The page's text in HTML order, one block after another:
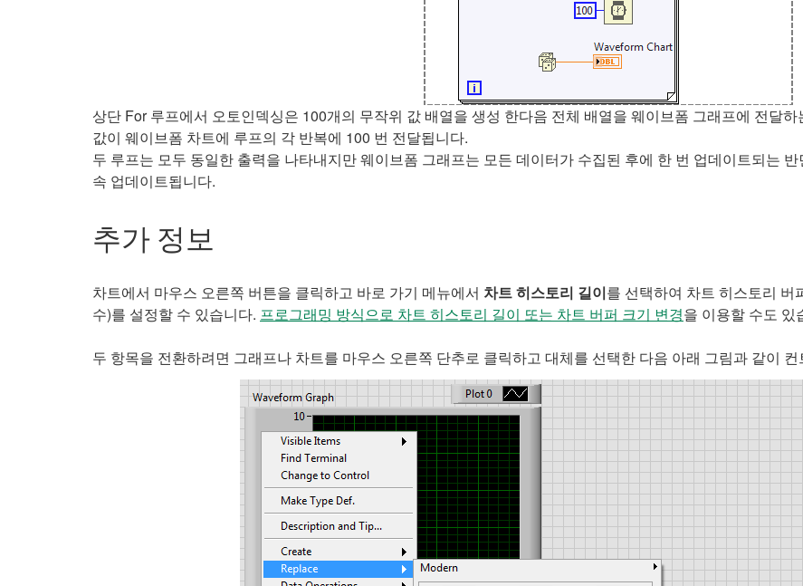
상단 For 루프에서 오토인덱싱은 100개의 무작위 값 배열을 생성 한다음 전체 배열을 웨이브폼 그래프에 전달
값이 웨이브폼 차트에 루프의 각 반복에 100 번 전달됩니다.
두 루프는 모두 동일한 출력을 나타내지만 웨이브폼 그래프는 모든 데이터가 수집된 후에 한 번 업데이트되는
속 업데이트됩니다.
추가 정보
차트에서 마우스 오른쪽 버튼을 클릭하고 바로 가기 메뉴에서 차트 히스토리 길이를 선택하여 차트 히스토리 버
수)를 설정할 수 있습니다. 프로그래밍 방식으로 차트 히스토리 길이 또는 차트 버퍼 크기 변경을 이용할 수도 있
두 항목을 전환하려면 그래프나 차트를 마우스 오른쪽 단추로 클릭하고 대체를 선택한 다음 아래 그림과 같이